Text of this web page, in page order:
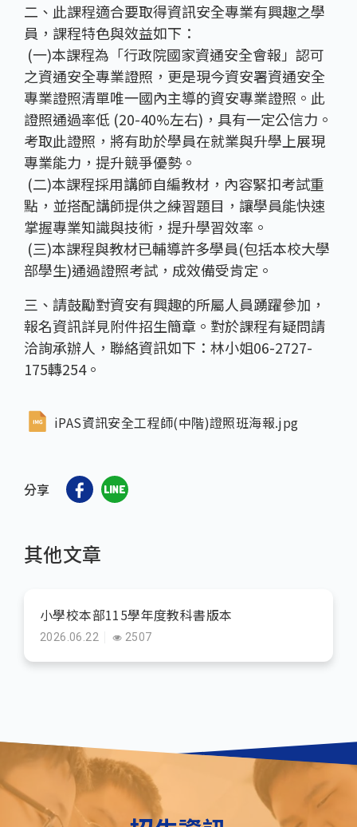
二、此課程適合要取得資訊安全專業有興趣之學
員，課程特色與效益如下：
(一)本課程為「行政院國家資通安全會報」認可
之資通安全專業證照，更是現今資安署資通安全
專業證照清單唯一國內主導的資安專業證照。此
證照通過率低 (20-40%左右)，具有一定公信力。
考取此證照，將有助於學員在就業與升學上展現
專業能力，提升競爭優勢。
(二)本課程採用講師自編教材，內容緊扣考試重
點，並搭配講師提供之練習題目，讓學員能快速
掌握專業知識與技術，提升學習效率。
(三)本課程與教材已輔導許多學員(包括本校大學
部學生)通過證照考試，成效備受肯定。
三、請鼓勵對資安有興趣的所屬人員踴躍參加，
報名資訊詳見附件招生簡章。對於課程有疑問請
洽詢承辦人，聯絡資訊如下：林小姐06-2727-
175轉254。
iPAS資訊安全工程師(中階)證照班海報.jpg
分享
其他文章
小學校本部115學年度教科書版本
2026.06.22 2507